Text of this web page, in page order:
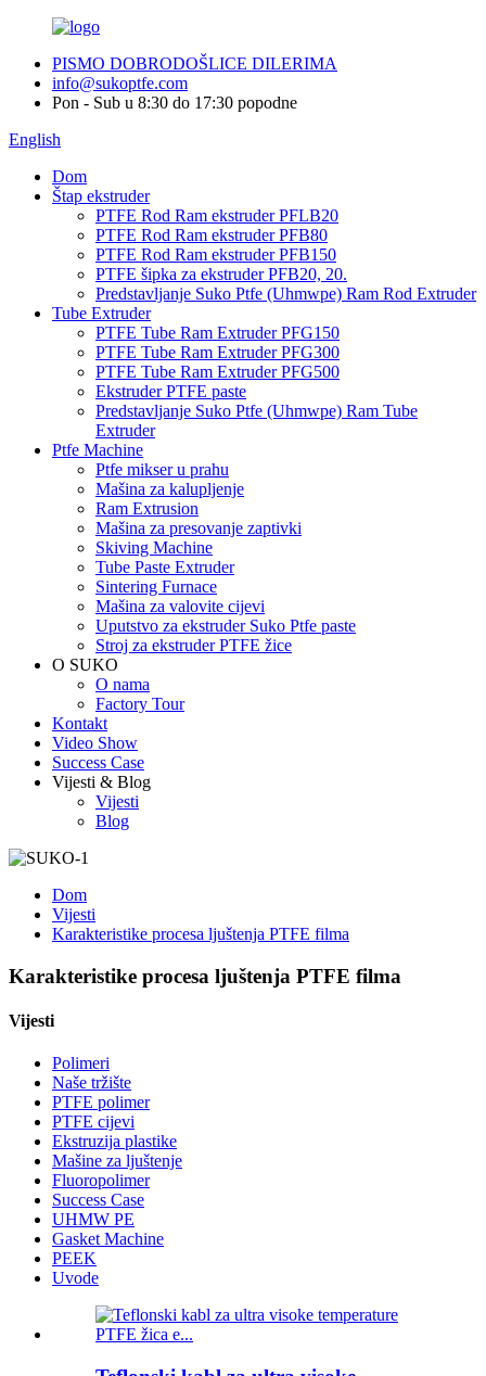
PISMO DOBRODOŠLICE DILERIMA
info@sukoptfe.com
Pon - Sub u 8:30 do 17:30 popodne
English
Dom
Štap ekstruder
PTFE Rod Ram ekstruder PFLB20
PTFE Rod Ram ekstruder PFB80
PTFE Rod Ram ekstruder PFB150
PTFE šipka za ekstruder PFB20, 20.
Predstavljanje Suko Ptfe (Uhmwpe) Ram Rod Extruder
Tube Extruder
PTFE Tube Ram Extruder PFG150
PTFE Tube Ram Extruder PFG300
PTFE Tube Ram Extruder PFG500
Ekstruder PTFE paste
Predstavljanje Suko Ptfe (Uhmwpe) Ram Tube
Extruder
Ptfe Machine
Ptfe mikser u prahu
Mašina za kalupljenje
Ram Extrusion
Mašina za presovanje zaptivki
Skiving Machine
Tube Paste Extruder
Sintering Furnace
Mašina za valovite cijevi
Uputstvo za ekstruder Suko Ptfe paste
Stroj za ekstruder PTFE žice
O SUKO
O nama
Factory Tour
Kontakt
Video Show
Success Case
Vijesti & Blog
Vijesti
Blog
Dom
Vijesti
Karakteristike procesa ljuštenja PTFE filma
Karakteristike procesa ljuštenja PTFE filma
Vijesti
Polimeri
Naše tržište
PTFE polimer
PTFE cijevi
Ekstruzija plastike
Mašine za ljuštenje
Fluoropolimer
Success Case
UHMW PE
Gasket Machine
PEEK
Uvode